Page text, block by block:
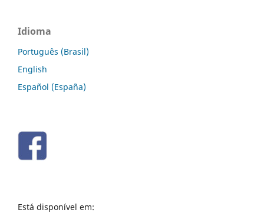
Idioma
Português (Brasil)
English
Español (España)
Está disponível em: